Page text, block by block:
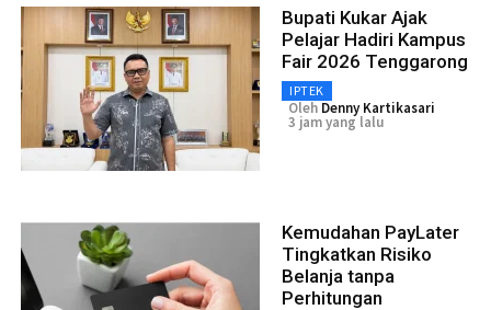
Bupati Kukar Ajak
Pelajar Hadiri Kampus
Fair 2026 Tenggarong
IPTEK
Oleh Denny Kartikasari
3 jam yang lalu
Kemudahan PayLater
Tingkatkan Risiko
Belanja tanpa
Perhitungan